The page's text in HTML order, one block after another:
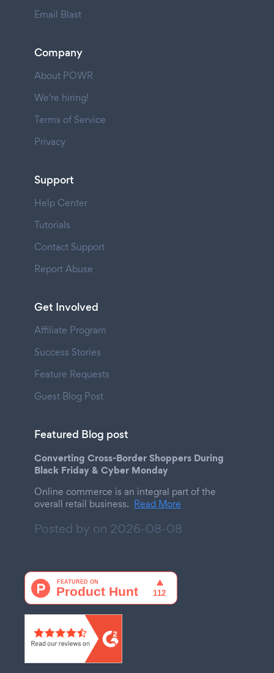
Email Blast
Company
About POWR
We're hiring!
Terms of Service
Privacy
Support
Help Center
Tutorials
Contact Support
Report Abuse
Get Involved
Affiliate Program
Success Stories
Feature Requests
Guest Blog Post
Featured Blog post
Converting Cross-Border Shoppers During
Black Friday & Cyber Monday
Online commerce is an integral part of the
overall retail business. Read More
Posted by on 2026-08-08